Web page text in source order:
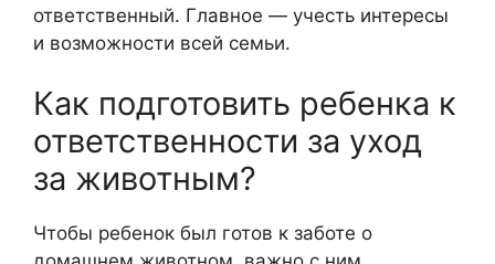
ответственный. Главное — учесть интересы
и возможности всей семьи.
Как подготовить ребенка к
ответственности за уход
за животным?
Чтобы ребенок был готов к заботе о